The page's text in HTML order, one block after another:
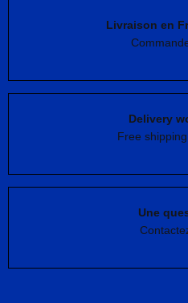
Livraison en
Delivery
Free
Une